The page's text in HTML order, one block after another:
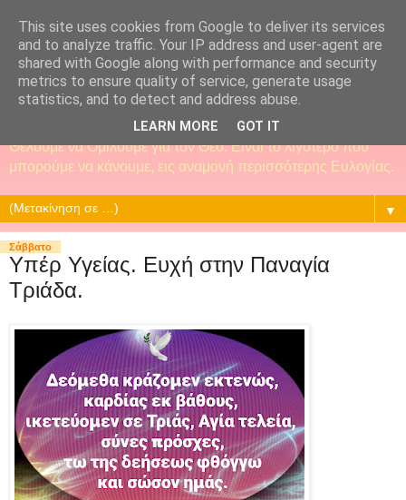
Θέλουμε να Ομιλούμε για τον Θεό. Είναι το λιγότερο που
μπορούμε να κάνουμε, εις αναμονή περισσότερης Ευλογίας.
▼
Σάββατο
Υπέρ Υγείας. Ευχή στην Παναγία
Τριάδα.
This site uses cookies from Google to deliver its services
and to analyze traffic. Your IP address and user-agent are
shared with Google along with performance and security
metrics to ensure quality of service, generate usage
statistics, and to detect and address abuse.
LEARN MORE GOT IT